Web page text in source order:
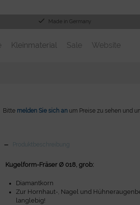
Made in Germany
Kleinmaterial Sale Website
Bitte melden Sie sich an um Preise zu sehen und
Produktbeschreibung
Kugelform-Fräser Ø 018, grob:
Diamantkorn
Zur Hornhaut-, Nagel und
langlebig!